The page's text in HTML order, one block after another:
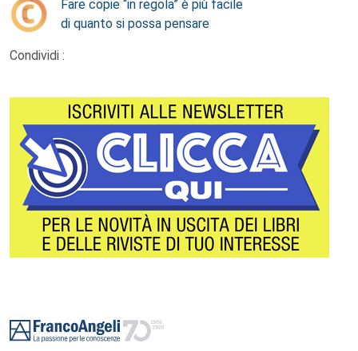
Fare copie “in regola” è più facile
di quanto si possa pensare
Condividi :